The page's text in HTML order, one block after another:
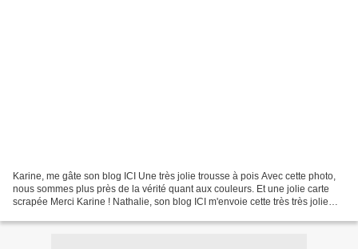
Karine, me gâte son blog ICI Une très jolie trousse à pois Avec cette photo,
nous sommes plus près de la vérité quant aux couleurs. Et une jolie carte
scrapée Merci Karine ! Nathalie, son blog ICI m'envoie cette très très jolie